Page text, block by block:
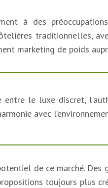
à des
traditionnelles,
marketing de poids
entre le luxe discret,
avec
de ce marché.
toujours plus